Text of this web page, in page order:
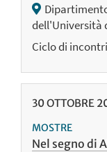
dell'Università
Ciclo di incontri
30OTTOBRE
MOSTRE
Nel segno di